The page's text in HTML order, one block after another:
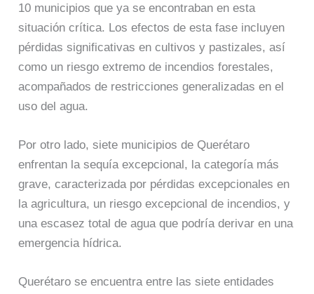
10 municipios que ya se encontraban en esta
situación crítica. Los efectos de esta fase incluyen
pérdidas significativas en cultivos y pastizales, así
como un riesgo extremo de incendios forestales,
acompañados de restricciones generalizadas en el
uso del agua.
Por otro lado, siete municipios de Querétaro
enfrentan la sequía excepcional, la categoría más
grave, caracterizada por pérdidas excepcionales en
la agricultura, un riesgo excepcional de incendios, y
una escasez total de agua que podría derivar en una
emergencia hídrica.
Querétaro se encuentra entre las siete entidades